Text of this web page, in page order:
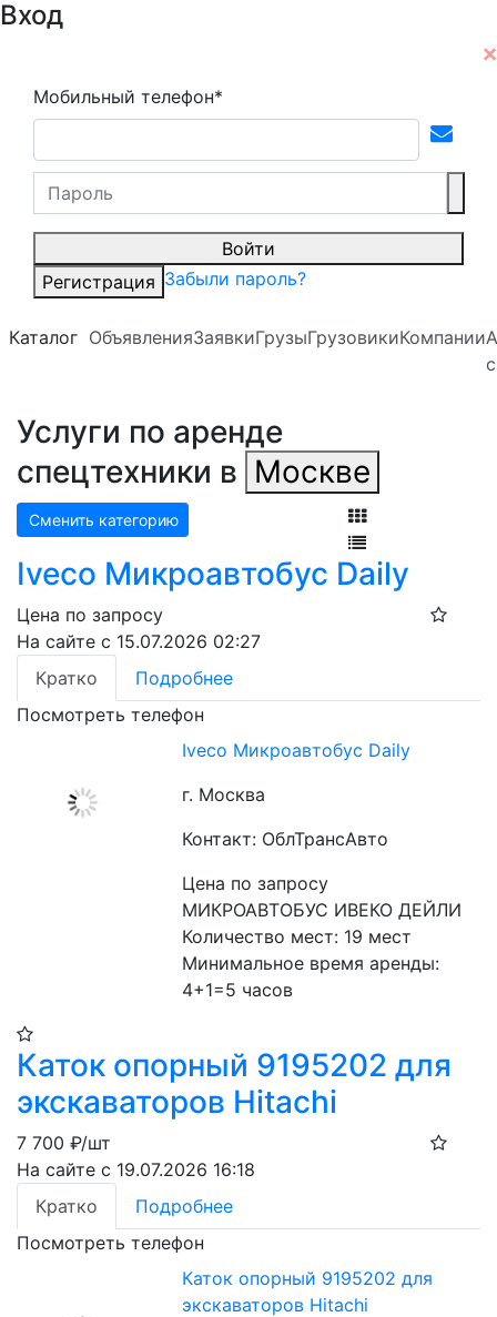
Вход
Мобильный телефон*
Войти
Регистрация Забыли пароль?
Каталог ОбъявленияЗаявкиГрузыГрузовикиКомпании
Услуги по аренде
спецтехники в Москве
Сменить категорию
Iveco Микроавтобус Daily
Цена по запросу
На сайте с 15.07.2026 02:27
Кратко
Подробнее
Посмотреть телефон
Iveco Микроавтобус Daily
г. Москва
Контакт: ОблТрансАвто
Цена по запросу
МИКРОАВТОБУС ИВЕКО ДЕЙЛИ
Количество мест: 19 мест
Минимальное время аренды:
4+1=5 часов
Каток опорный 9195202 для
экскаваторов Hitachi
7 700 ₽/шт
На сайте с 19.07.2026 16:18
Кратко
Подробнее
Посмотреть телефон
Каток опорный 9195202 для
экскаваторов Hitachi